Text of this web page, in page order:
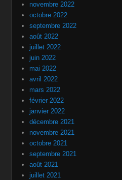
novembre 2022
octobre 2022
septembre 2022
août 2022
juillet 2022
juin 2022
mai 2022
avril 2022
mars 2022
février 2022
janvier 2022
décembre 2021
novembre 2021
octobre 2021
septembre 2021
août 2021
juillet 2021